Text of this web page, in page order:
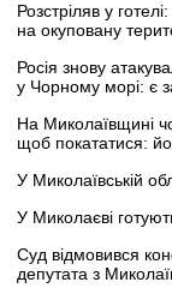
Розстріляв у
на окуповану
Росія знову
у Чорному морі: є
На Миколаївщині
щоб покататися:
У Миколаївській
У Миколаєві
Суд відмовився
депутата з